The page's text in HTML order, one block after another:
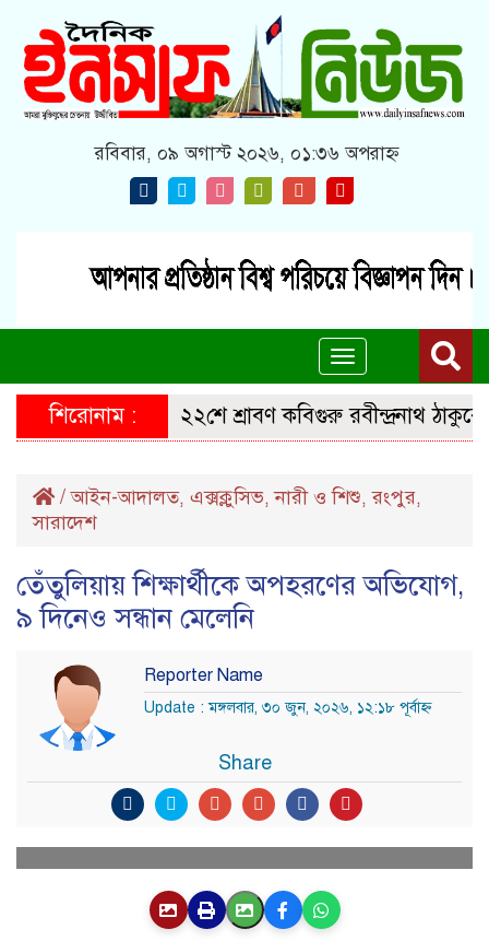
রবিবার, ০৯ অগাস্ট ২০২৬, ০১:৩৬ অপরাহ্ন
Toggle
navigation
শিরোনাম : ২২শে শ্রাবণ কবিগুরু রবীন্দ্রনাথ ঠাকুরের
/আইন-আদালত, এক্সক্লুসিভ,নারী ও শিশু,রংপুর,
সারাদেশ
তেঁতুলিয়ায় শিক্ষার্থীকে অপহরণের অভিযোগ,
৯ দিনেও সন্ধান মেলেনি
Reporter Name
Update : মঙ্গলবার, ৩০ জুন, ২০২৬, ১২:১৮ পূর্বাহ্ণ
Share